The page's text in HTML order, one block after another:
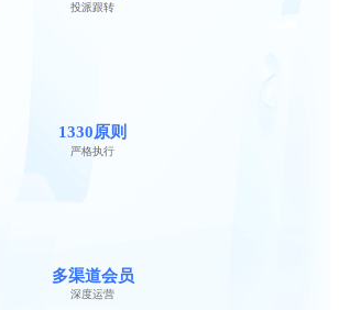
投派跟转
1330原则
严格执行
多渠道会员
深度运营